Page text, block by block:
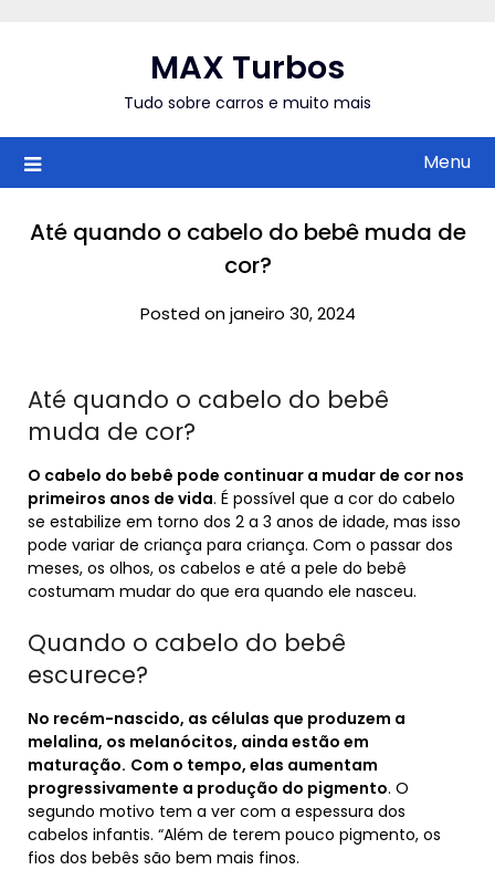
MAX Turbos
Tudo sobre carros e muito mais
Menu
Até quando o cabelo do bebê muda de
cor?
Posted on janeiro 30, 2024
Até quando o cabelo do bebê
muda de cor?
O cabelo do bebê pode continuar a mudar de cor nos
primeiros anos de vida. É possível que a cor do cabelo
se estabilize em torno dos 2 a 3 anos de idade, mas isso
pode variar de criança para criança. Com o passar dos
meses, os olhos, os cabelos e até a pele do bebê
costumam mudar do que era quando ele nasceu.
Quando o cabelo do bebê
escurece?
No recém-nascido, as células que produzem a
melalina, os melanócitos, ainda estão em
maturação. Com o tempo, elas aumentam
progressivamente a produção do pigmento. O
segundo motivo tem a ver com a espessura dos
cabelos infantis. “Além de terem pouco pigmento, os
fios dos bebês são bem mais finos.